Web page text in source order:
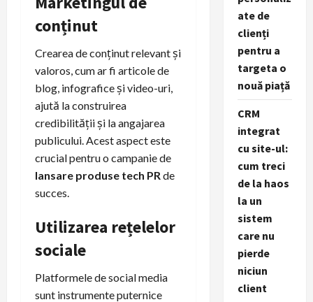
conținut
Crearea de conținut relevant și
valoros, cum ar fi articole de
blog, infografice și video-uri,
ajută la construirea
credibilității și la angajarea
publicului. Acest aspect este
crucial pentru o campanie de
lansare produse tech PR de
succes.
Utilizarea rețelelor
sociale
Platformele de social media
sunt instrumente puternice
ate de
clienți
pentru a
targeta o
nouă piață
CRM
integrat
cu site-ul:
cum treci
de la haos
la un
sistem
care nu
pierde
niciun
client